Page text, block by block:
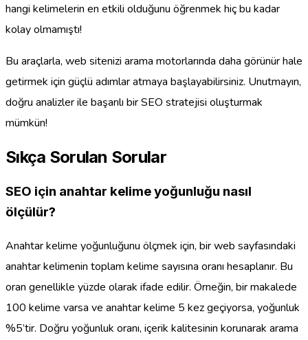
hangi kelimelerin en etkili olduğunu öğrenmek hiç bu kadar
kolay olmamıştı!
Bu araçlarla, web sitenizi arama motorlarında daha görünür hale
getirmek için güçlü adımlar atmaya başlayabilirsiniz. Unutmayın,
doğru analizler ile başarılı bir SEO stratejisi oluşturmak
mümkün!
Sıkça Sorulan Sorular
SEO için anahtar kelime yoğunluğu nasıl
ölçülür?
Anahtar kelime yoğunluğunu ölçmek için, bir web sayfasındaki
anahtar kelimenin toplam kelime sayısına oranı hesaplanır. Bu
oran genellikle yüzde olarak ifade edilir. Örneğin, bir makalede
100 kelime varsa ve anahtar kelime 5 kez geçiyorsa, yoğunluk
%5’tir. Doğru yoğunluk oranı, içerik kalitesinin korunarak arama